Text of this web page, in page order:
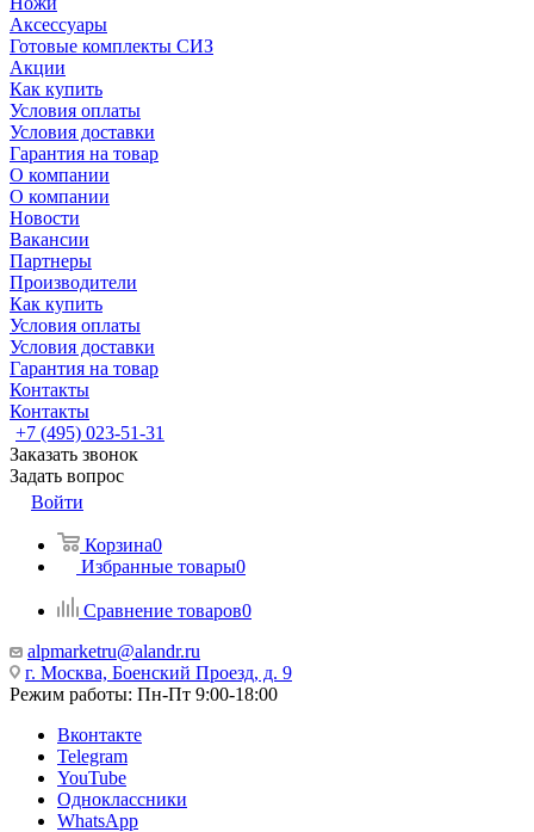
Аксессуары
Готовые комплекты СИЗ
Акции
Как купить
Условия оплаты
Условия доставки
Гарантия на товар
О компании
О компании
Новости
Вакансии
Партнеры
Производители
Как купить
Условия оплаты
Условия доставки
Гарантия на товар
Контакты
Контакты
+7 (495) 023-51-31
Заказать звонок
Задать вопрос
Войти
Корзина0
Избранные товары0
Сравнение товаров0
alpmarketru@alandr.ru
г. Москва, Боенский Проезд, д. 9
Режим работы: Пн-Пт 9:00-18:00
Вконтакте
Telegram
YouTube
Одноклассники
WhatsApp